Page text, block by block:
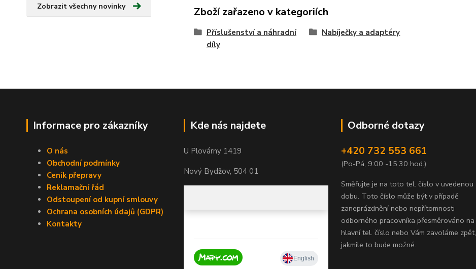
Zobrazit všechny novinky Zboží zařazeno v kategoriích
Příslušenství a náhradní
díly
Nabíječky a adaptéry
Informace pro zákazníky
O nás
Obchodní podmínky
Ceník přepravy
Reklamační řád
Odstoupení od kupní smlouvy
Ochrana osobních údajů (GDPR)
Kontakty
Kde nás najdete
U Plovárny 1419
Nový Bydžov, 504 01
Odborné dotazy
+420 732 553 661
(Po-Pá, 9:00 -15:30 hod.)
Směřujte je na toto tel. číslo v uvedenou
dobu. Toto číslo může být v případě
zaneprázdnění nebo nepřítomnosti
odborného pracovníka přesměrováno na
hlavní tel. číslo nebo Vám zavoláme zpět,
jakmile to bude možné.